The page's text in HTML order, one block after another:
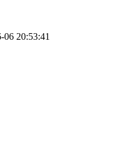
20:53:41